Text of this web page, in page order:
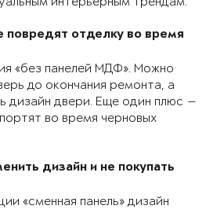
повредят отделку во время
«без панелей МДФ». Можно
до окончания ремонта, а
дизайн двери. Еще один плюс —
во время черновых
дизайн и не покупать
«сменная панель» дизайн